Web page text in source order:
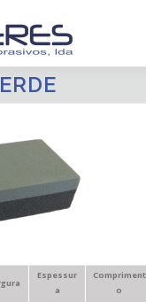
Espessur
a
Compriment
o